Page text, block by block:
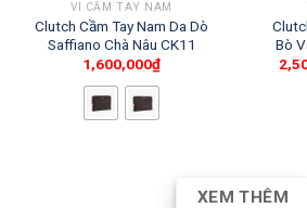
VÍ CẦM TAY NAM
Clutch Cầm Tay Nam Da Dò
Saffiano Chà Nâu CK11
1,600,000₫
Bò
XEM THÊM